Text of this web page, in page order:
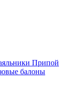
Припой
балоны